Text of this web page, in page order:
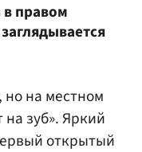
правом
на местном
зуб». Яркий
открытый